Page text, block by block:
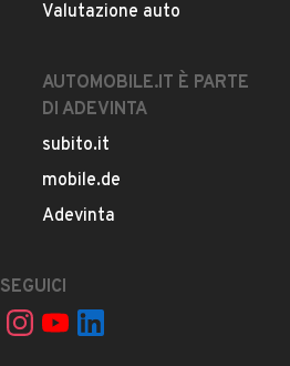
Valutazione auto
AUTOMOBILE.IT È PARTE
DI ADEVINTA
subito.it
mobile.de
Adevinta
SEGUICI